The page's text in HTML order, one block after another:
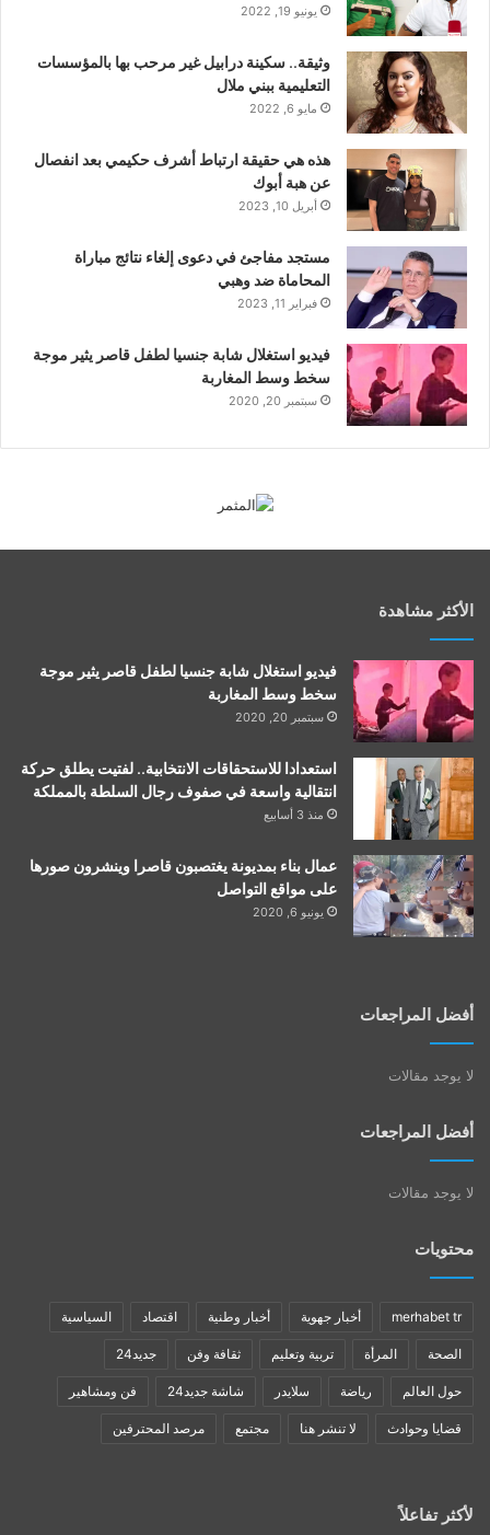
يونيو 19, 2022
وثيقة.. سكينة درابيل غير مرحب بها بالمؤسسات
التعليمية ببني ملال
مايو 6, 2022
هذه هي حقيقة ارتباط أشرف حكيمي بعد انفصال
عن هبة أبوك
أبريل 10, 2023
مستجد مفاجئ في دعوى إلغاء نتائج مباراة
المحاماة ضد وهبي
فبراير 11, 2023
فيديو استغلال شابة جنسيا لطفل قاصر يثير موجة
سخط وسط المغاربة
سبتمبر 20, 2020
الأكثر مشاهدة
فيديو استغلال شابة جنسيا لطفل قاصر يثير موجة
سخط وسط المغاربة
سبتمبر 20, 2020
استعدادا للاستحقاقات الانتخابية.. لفتيت يطلق حركة
انتقالية واسعة في صفوف رجال السلطة بالمملكة
منذ 3 أسابيع
عمال بناء بمديونة يغتصبون قاصرا وينشرون صورها
على مواقع التواصل
يونيو 6, 2020
أفضل المراجعات
لا يوجد مقالات
أفضل المراجعات
لا يوجد مقالات
محتويات
merhabet tr أخبار جهوية أخبار وطنية اقتصاد السياسية
الصحة المرأة تربية وتعليم ثقافة وفن جديد24
حول العالم رياضة سلايدر شاشة جديد24 فن ومشاهير
قضايا وحوادث لا تنشر هنا مجتمع مرصد المحترفين
لأكثر تفاعلاً